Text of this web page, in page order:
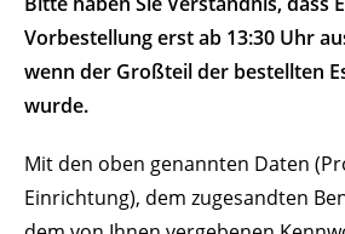
Vorbestellung erst ab 13:30 Uhr
wenn der Großteil der bestellten
wurde.
Mit den oben genannten Daten
Einrichtung), dem zugesandten